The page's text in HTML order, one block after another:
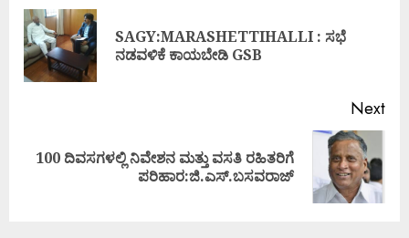
SAGY:MARASHETTIHALLI : ಸಭೆ
ನಡವಳಿಕೆ ಕಾಯಬೇಡಿ GSB
Next
100 ದಿವಸಗಳಲ್ಲಿ ನಿವೇಶನ ಮತ್ತು ವಸತಿ ರಹಿತರಿಗೆ
ಪರಿಹಾರ:ಜಿ.ಎಸ್.ಬಸವರಾಜ್